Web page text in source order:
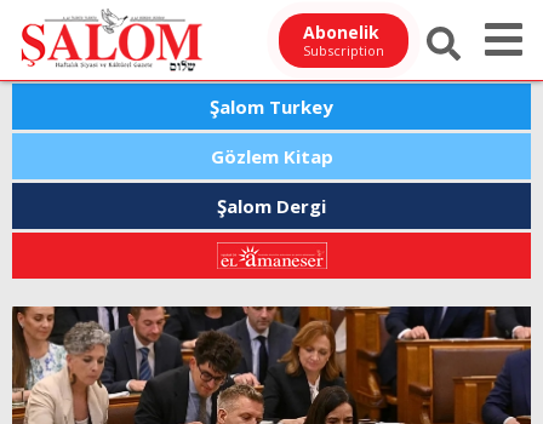
Abonelik
Subscription
Şalom Turkey
Gözlem Kitap
Şalom Dergi